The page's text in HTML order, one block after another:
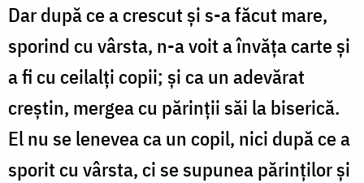
Dar după ce a crescut și s-a făcut mare,
sporind cu vârsta, n-a voit a învăța carte și
a fi cu ceilalți copii; și ca un adevărat
creștin, mergea cu părinții săi la bi­serică.
El nu se lenevea ca un copil, nici după ce a
sporit cu vârsta, ci se supunea părin­ților și